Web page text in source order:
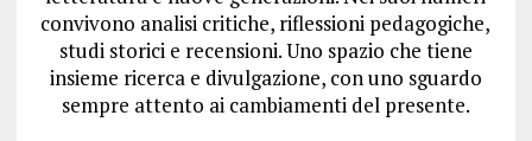
convivono analisi critiche, riflessioni pedagogiche,
studi storici e recensioni. Uno spazio che tiene
insieme ricerca e divulgazione, con uno sguardo
sempre attento ai cambiamenti del presente.